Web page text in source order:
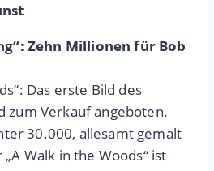
Zehn Millionen für Bob
Das erste Bild des
zum Verkauf angeboten.
30.000, allesamt gemalt
Walk in the Woods“ ist